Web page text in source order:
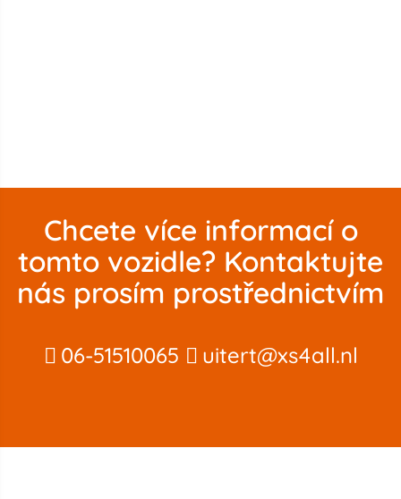
Chcete více informací o
tomto vozidle? Kontaktujte
nás prosím prostřednictvím
06-51510065 uitert@xs4all.nl